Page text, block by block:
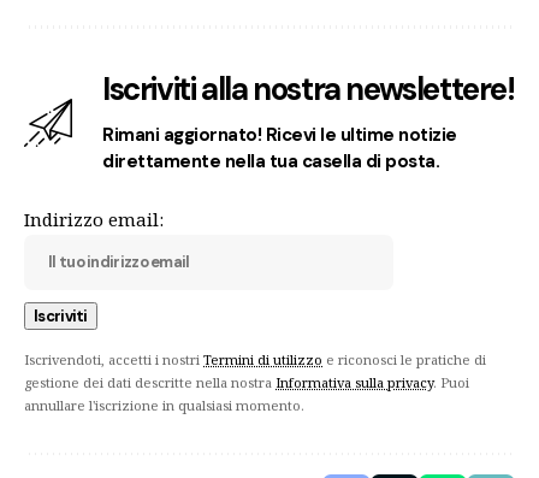
Iscriviti alla nostra newslettere!
Rimani aggiornato! Ricevi le ultime notizie
direttamente nella tua casella di posta.
Indirizzo email:
Iscrivendoti, accetti i nostri Termini di utilizzo e riconosci le pratiche di
gestione dei dati descritte nella nostra Informativa sulla privacy. Puoi
annullare l'iscrizione in qualsiasi momento.